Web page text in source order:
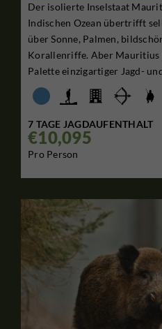
Der isolierte Inselstaat
Indischen Ozean übertrifft
über Sonne, Palmen,
Korallenriffe. Aber Mauritius
Palette einzigartiger Jagd-
7 TAGE JAGDAUFENTHALT
€10,095
Pro Person